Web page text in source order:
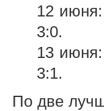
12
3:0.
13
3:1.
По две